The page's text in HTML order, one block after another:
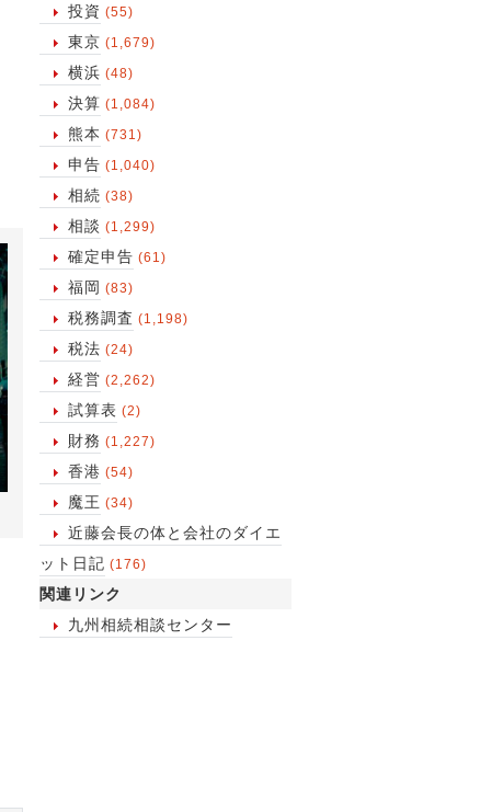
投資 (55)
東京 (1,679)
横浜 (48)
決算 (1,084)
熊本 (731)
申告 (1,040)
相続 (38)
相談 (1,299)
確定申告 (61)
福岡 (83)
税務調査 (1,198)
税法 (24)
経営 (2,262)
試算表 (2)
財務 (1,227)
香港 (54)
魔王 (34)
近藤会長の体と会社のダイエ
ット日記 (176)
関連リンク
九州相続相談センター